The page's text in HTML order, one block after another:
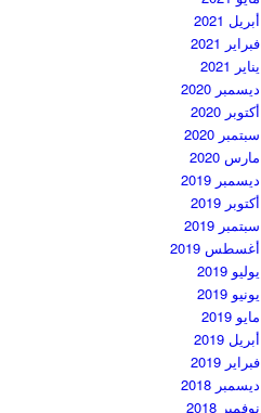
أبريل 2021
فبراير 2021
يناير 2021
ديسمبر 2020
أكتوبر 2020
سبتمبر 2020
مارس 2020
ديسمبر 2019
أكتوبر 2019
سبتمبر 2019
أغسطس 2019
يوليو 2019
يونيو 2019
مايو 2019
أبريل 2019
فبراير 2019
ديسمبر 2018
نوفمبر 2018